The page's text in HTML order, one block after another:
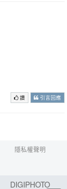
讚 引言回應
隱私權聲明
DIGIPHOTO